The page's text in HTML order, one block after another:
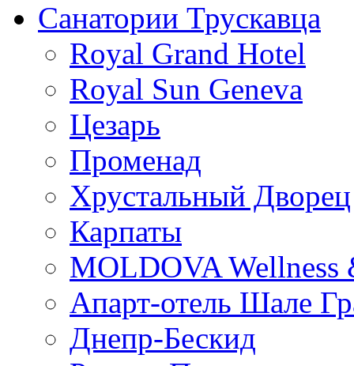
Санатории Трускавца
Royal Grand Hotel
Royal Sun Geneva
Цезарь
Променад
Хрустальный Дворец
Карпаты
MOLDOVA Wellness
Апарт-отель Шале
Днепр-Бескид